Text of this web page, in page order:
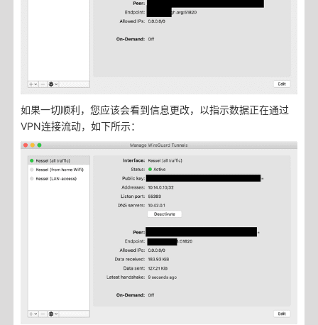
如果一切顺利，您应该会看到信息更改，以指示数据正在通过
VPN连接流动，如下所示：